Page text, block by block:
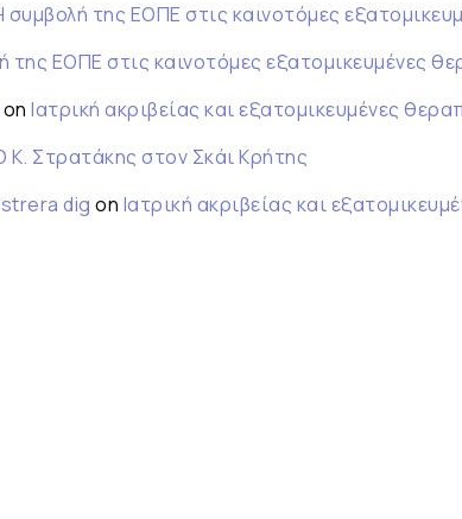
συμβολή της ΕΟΠΕ στις καινοτόμες
της ΕΟΠΕ στις καινοτόμες εξατομικευμένες
on Ιατρική ακριβείας και εξατομικευμένες
Κ. Στρατάκης στον Σκάι Κρήτης
dig on Ιατρική ακριβείας και